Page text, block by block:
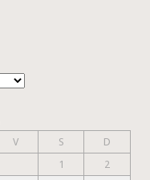
V S
D
1
2